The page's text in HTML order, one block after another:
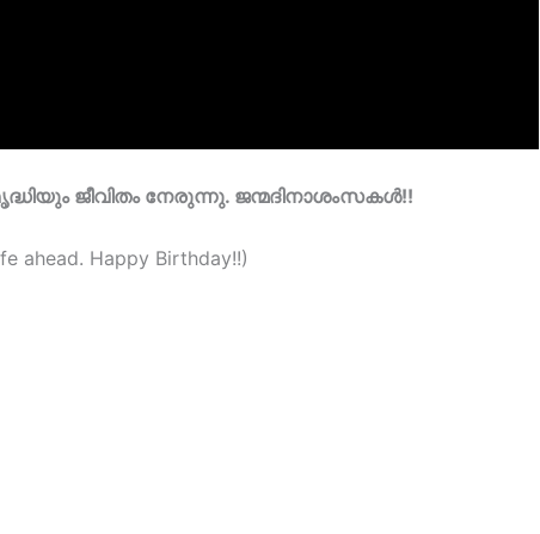
ജീവിതം നേരുന്നു. ജന്മദിനാശംസകൾ!!
ahead. Happy Birthday!!)